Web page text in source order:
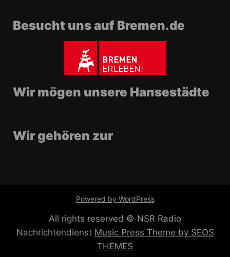
Besucht uns auf Bremen.de
Wir mögen unsere Hansestädte
Wir gehören zur
Powered by WordPress
All rights reserved © NSR Radio
Nachrichtendienst Music Press Theme by SEOS
THEMES